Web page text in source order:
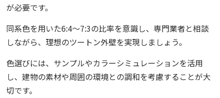
が必要です。
同系色を用いた6:4～7:3の比率を意識し、専門業者と相談
しながら、理想のツートン外壁を実現しましょう。
色選びには、サンプルやカラーシミュレーションを活用
し、建物の素材や周囲の環境との調和を考慮することが大
切です。